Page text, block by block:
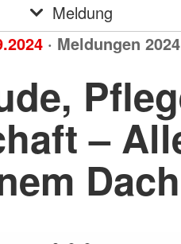
Meldung
· Meldungen 2024
–
Dach